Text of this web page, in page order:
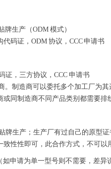
牌生产（ODM 模式）
码证，ODM 协议，CCC 申请书
证，三方协议，CCC 申请书
。制造商可以委托多个加工厂为
同制造商不同产品类别都需要排
牌生产；生产厂有过自己的原型
性性即可，此合作方式，不可以
申请为单一型号则不需要，差异